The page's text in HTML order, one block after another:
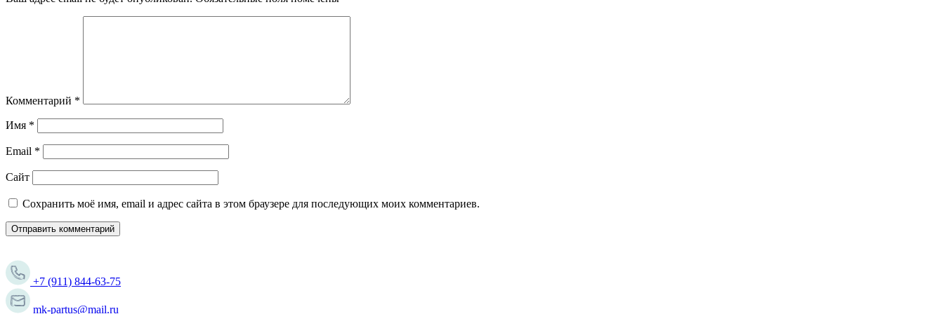
Комментарий *
Имя *
Email *
Сайт
Сохранить моё имя, email и адрес сайта в этом браузере для последующих моих комментариев.
+7 (911) 844-63-75
mk-partus@mail.ru